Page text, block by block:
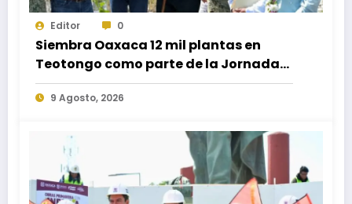
Editor 0
Siembra Oaxaca 12 mil plantas en
Teotongo como parte de la Jornada
Nacional de Reforestación 2026
9 Agosto, 2026